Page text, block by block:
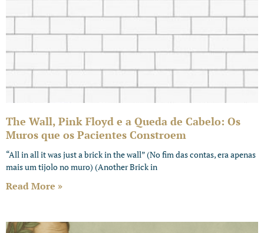
The Wall, Pink Floyd e a Queda de Cabelo: Os
Muros que os Pacientes Constroem
“All in all it was just a brick in the wall” (No fim das contas, era apenas
mais um tijolo no muro) (Another Brick in
Read More »